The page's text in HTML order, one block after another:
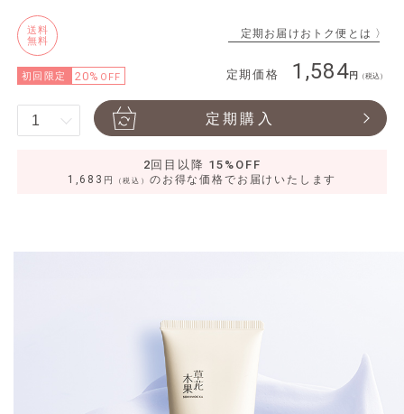
初回限定 20% OFF
定期お届けおトク便とは 〉
定期価格
送料
無料
1,584 （税込）
定期購入
2回目以降 15%OFF
1,683 円 （税込） のお得な価格でお届けいたします